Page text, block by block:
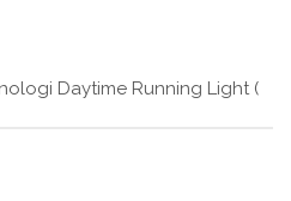
Daytime Running Light (